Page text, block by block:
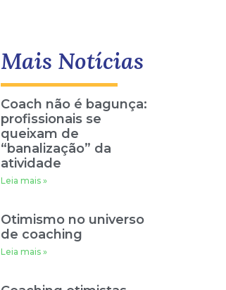
Mais Notícias
Coach não é bagunça:
profissionais se
queixam de
“banalização” da
atividade
Leia mais »
Otimismo no universo
de coaching
Leia mais »